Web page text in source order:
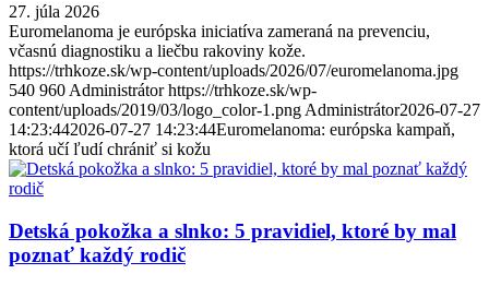
27. júla 2026
Euromelanoma je európska iniciatíva zameraná na prevenciu,
včasnú diagnostiku a liečbu rakoviny kože.
https://trhkoze.sk/wp-content/uploads/2026/07/euromelanoma.jpg
540 960 Administrátor https://trhkoze.sk/wp-
content/uploads/2019/03/logo_color-1.png Administrátor2026-07-27
14:23:442026-07-27 14:23:44Euromelanoma: európska kampaň,
ktorá učí ľudí chrániť si kožu
Detská pokožka a slnko: 5 pravidiel, ktoré by mal
poznať každý rodič